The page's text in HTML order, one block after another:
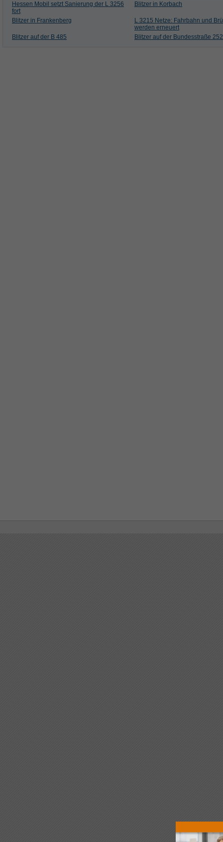
Hessen Mobil setzt Sanierung der L 3256
fort
Blitzer in Korbach
Blitzer in Frankenberg
L 3215 Netze: Fahrbahn und
werden erneuert
Blitzer auf der B 485
Blitzer auf der Bundesstraße 252